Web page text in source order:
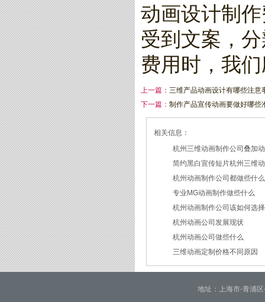
动画设计制
受到文案，
费用时，我
上一篇： 三维产品动画设计有哪些注意
下一篇： 制作产品宣传动画要做好哪些
相关信息：
杭州三维动画制作公司叠加
2026/07/27
简约黑白宣传短片杭州三维
2026/07/23
杭州动画制作公司都做些什
2026/03/18
专业MG动画制作做些什么
2026/03/16
杭州动画制作公司该如何选择
2026/03/05
杭州动画公司发展现状
2026/03/03
杭州动画公司做些什么
2026/02/28
三维动画定制价格不同原因
2026/02/02
地址：上海市-青浦